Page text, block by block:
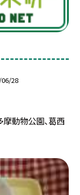
28
摩動物公園、葛西